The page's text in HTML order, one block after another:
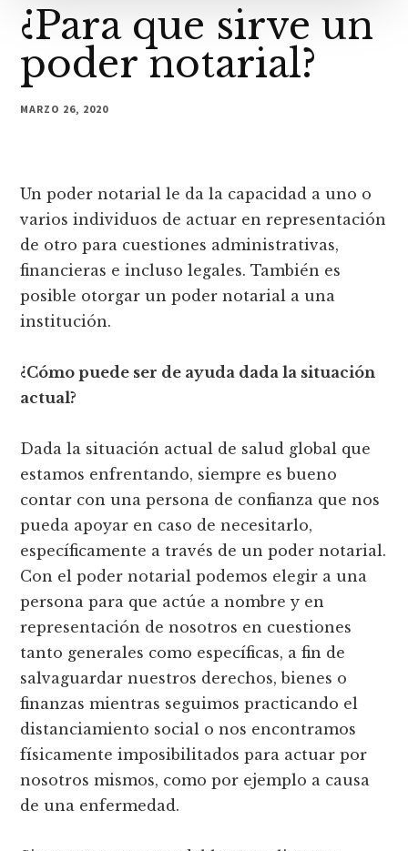
¿Para que sirve un
poder notarial?
MARZO 26, 2020
Un poder notarial le da la capacidad a uno o
varios individuos de actuar en representación
de otro para cuestiones administrativas,
financieras e incluso legales. También es
posible otorgar un poder notarial a una
institución.
¿Cómo puede ser de ayuda dada la situación
actual?
Dada la situación actual de salud global que
estamos enfrentando, siempre es bueno
contar con una persona de confianza que nos
pueda apoyar en caso de necesitarlo,
específicamente a través de un poder notarial.
Con el poder notarial podemos elegir a una
persona para que actúe a nombre y en
representación de nosotros en cuestiones
tanto generales como específicas, a fin de
salvaguardar nuestros derechos, bienes o
finanzas mientras seguimos practicando el
distanciamiento social o nos encontramos
físicamente imposibilitados para actuar por
nosotros mismos, como por ejemplo a causa
de una enfermedad.